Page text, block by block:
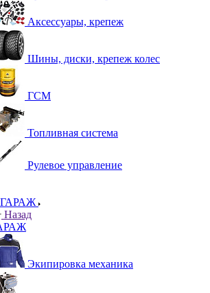
Аксессуары, крепеж
Шины, диски, крепеж колес
ГСМ
Топливная система
Рулевое управление
ГАРАЖ
Назад
Экипировка механика